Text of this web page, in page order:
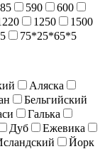
590
600
1250
1500
75*25*65*5
Аляска
Бельгийский
Галька
Дуб
Ежевика
Йорк